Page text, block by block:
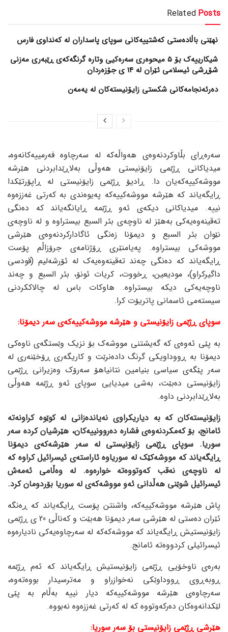
Related Posts
نهێنی باڵادەستی کەشتییەکانی سوپای پاسداران لە کەنداوی فارس
شیکارییەک بۆ 5 میحوەری سەرەکیی وتارە گرنگەکەی ڕێبەری مەزنی
شۆڕشی ئیسلامی ئێران لە 14 ی جۆزەردان
دەرئەنجامەکانی شکستی زایۆنیستەکان لە یەمەن
سەرەڕای بڵاوکردنەوەی هەواڵەکە لە سەرچاوە فەرمییەکانەوە،
میدیاکانی ڕژێمی زایۆنیستی هەوڵی بەلاڕێدابردنی هێرشە
مووشەکییەکەیان دا. ڕادیۆ ڕژێمی زایۆنیستی لە ڕاپۆرتێکدا
ڕایگەیاند کە هێرشە مووشەکییەکە پەیوەندی بە کەرتی غەززەوە
نییە. میدیاکانی دیکەی ئەو ڕژێمە ڕایانگەیاند کە دەنگی
تەقینەوەیەکی بەهێز لە ناوچەی بئر السبع بیستراوە و لە ناوچەی
نێوان بئر السبع و دیمۆنا زەنگی ئاگادارکردنەوەی هێرشی
مووشەکی بیستراوە. پەیامنێری ڕۆژنامەی جرۆزاڵم پۆست
ڕایگەیاند کە دەنگی چەند تەقینەوەیەک لە ئۆرشەلیم (قودسی
داگیرکراو)، مودیعین، ڕخووت، کریات ئونۆ، بئر السبع و چەند
ناوچەیەکی دیکە بیستراوە. هاوکات باس لە چالاککردنی
سیستەمی ئاسمانی پاتریۆت کرا.
سوپای ڕژێمی زایۆنیستی و هێرشە مووشەکییەکەی سەر دیمۆنا:
بە پێی ئەوەی کە گەیشتنی مووشەک بۆ نزیک وێستگەی ناوەکی
دیمۆنا بە ڕووداویکی گرنگ دادەنرێت و کاریگەری ڕۆخێنەری لە
سەر پێگەی سیاسی بنیامین نتانیاهۆ سەرۆک وەزیرانی ڕژێمی
زایۆنیستی دەبێت، بەشی میدیایی سوپای ئەو ڕژێمە هەوڵی
بەلاڕێدابردنی داوە.
زایۆنیستەکان کە بە دیاریکراوی نەیاندەزانی لە کوێوە کراونەتە
ئامانج، بۆ کەمکردنەوەی فشارە دەروونییەکان، هێرشیان کردە سەر
سوریا. سوپای ڕژێمی زایۆنیستی لە سەر هێرشەکەی دیمۆنا
ڕایگەیاند کە مووشەکێک لە سوریاوە ئاراستەی ئیسرائیل کراوە کە
لە ناوچەی نەقب کەوتووەتە خوارەوە. لە وەڵامی ئەمەش
ئیسرائیل شوێنی هەڵدانی ئەو مووشەکەی لە سوریا بۆردومان کرد.
پاش هێرشە مووشەکییەکە، واشنتن پۆست ڕایگەیاند کە ڕەنگە
ئێران دەستی لە هێرشی سەر دیمۆنا هەبێت و کەناڵی 20 ی ڕژێمی
زایۆنیستیش ڕایگەیاند کە مووشەکەکە لە سەرچاوەیەکی نادیارەوە
ئیسرائیلی کردووەتە ئامانج.
بەرەی ناوخۆیی ڕژێمی زایۆنیستیش ڕایگەیاند کە ئەم ڕژێمە
ڕوبەڕوی ڕووداوێکی نەخوازراو و مەترسیدار بووەتەوە،
سەرچاوەی هێرشە مووشەکییەکە دیار نییە بەڵام بە پێی
لێکدانەوەکان دەرکەوتووە کە لە کەرتی غەززەوە نەبووە.
هێرشی ڕژێمی زایۆنیستی بۆ سەر سوریا: